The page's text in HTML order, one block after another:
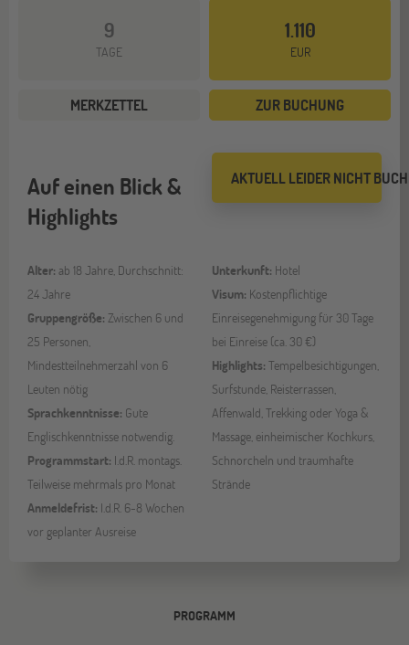
9
TAGE
1.110
EUR
MERKZETTEL ZUR BUCHUNG
AKTUELL LEIDER NICHT
Auf einen Blick &
Highlights
Alter: ab 18 Jahre, Durchschnitt:
24 Jahre
Gruppengröße: Zwischen 6 und
25 Personen,
Mindestteilnehmerzahl von 6
Leuten nötig
Sprachkenntnisse: Gute
Englischkenntnisse notwendig.
Programmstart: I.d.R. montags.
Teilweise mehrmals pro Monat
Anmeldefrist: I.d.R. 6-8 Wochen
vor geplanter Ausreise
Unterkunft: Hotel
Visum: Kostenpflichtige
Einreisegenehmigung für 30 Tage
bei Einreise (ca. 30 €)
Highlights: Tempelbesichtigungen,
Surfstunde, Reisterrassen,
Affenwald, Trekking oder Yoga &
Massage, einheimischer Kochkurs,
Schnorcheln und traumhafte
Strände
PROGRAMM